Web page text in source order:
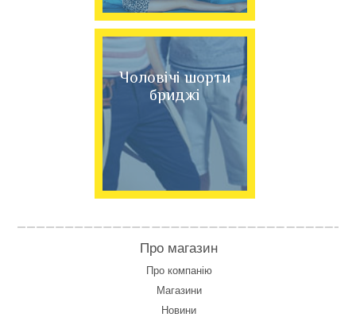
Чоловічі шорти
бриджі
Про магазин
Про компанію
Магазини
Новини